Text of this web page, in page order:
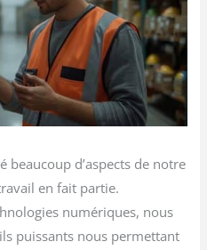
d’aspects de notre
en fait partie.
numériques, nous
puissants nous permettant